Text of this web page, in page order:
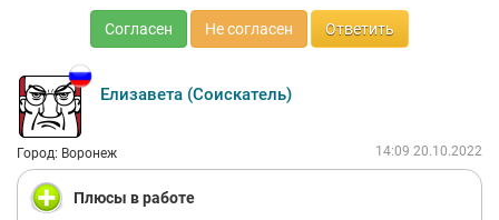
Согласен Не согласен Ответить
Елизавета (Соискатель)
Город: Воронеж 14:09 20.10.2022
Плюсы в работе